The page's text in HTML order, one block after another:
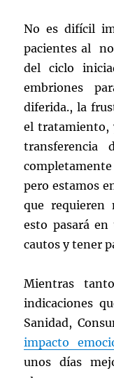
No es difícil
pacientes al
del ciclo
embriones
diferida., la
el tratamiento,
transferencia
pero estamos
que requieren
esto pasará en
cautos y tener
Mientras
indicaciones
Sanidad,
impacto
unos días